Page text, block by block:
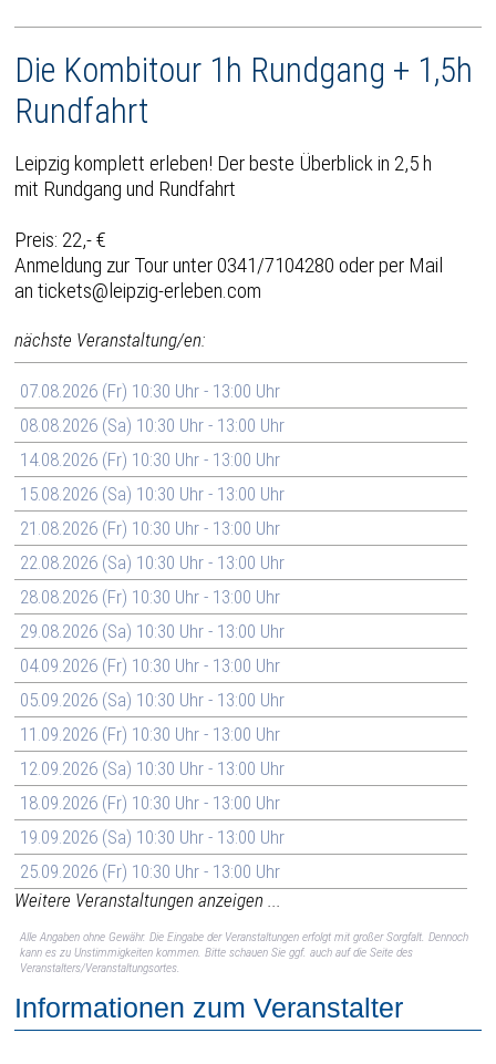
Die Kombitour 1h Rundgang + 1,5h
Rundfahrt
Leipzig komplett erleben! Der beste Überblick in 2,5 h
mit Rundgang und Rundfahrt
Preis: 22,- €
Anmeldung zur Tour unter 0341/7104280 oder per Mail
an tickets@leipzig-erleben.com
nächste Veranstaltung/en:
07.08.2026 (Fr) 10:30 Uhr - 13:00 Uhr
08.08.2026 (Sa) 10:30 Uhr - 13:00 Uhr
14.08.2026 (Fr) 10:30 Uhr - 13:00 Uhr
15.08.2026 (Sa) 10:30 Uhr - 13:00 Uhr
21.08.2026 (Fr) 10:30 Uhr - 13:00 Uhr
22.08.2026 (Sa) 10:30 Uhr - 13:00 Uhr
28.08.2026 (Fr) 10:30 Uhr - 13:00 Uhr
29.08.2026 (Sa) 10:30 Uhr - 13:00 Uhr
04.09.2026 (Fr) 10:30 Uhr - 13:00 Uhr
05.09.2026 (Sa) 10:30 Uhr - 13:00 Uhr
11.09.2026 (Fr) 10:30 Uhr - 13:00 Uhr
12.09.2026 (Sa) 10:30 Uhr - 13:00 Uhr
18.09.2026 (Fr) 10:30 Uhr - 13:00 Uhr
19.09.2026 (Sa) 10:30 Uhr - 13:00 Uhr
25.09.2026 (Fr) 10:30 Uhr - 13:00 Uhr
Weitere Veranstaltungen anzeigen ...
Alle Angaben ohne Gewähr. Die Eingabe der Veranstaltungen erfolgt mit großer Sorgfalt. Dennoch
kann es zu Unstimmigkeiten kommen. Bitte schauen Sie ggf. auch auf die Seite des
Veranstalters/Veranstaltungsortes.
Informationen zum Veranstalter